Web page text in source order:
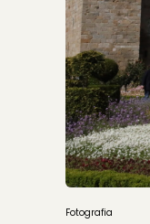
Fotografia